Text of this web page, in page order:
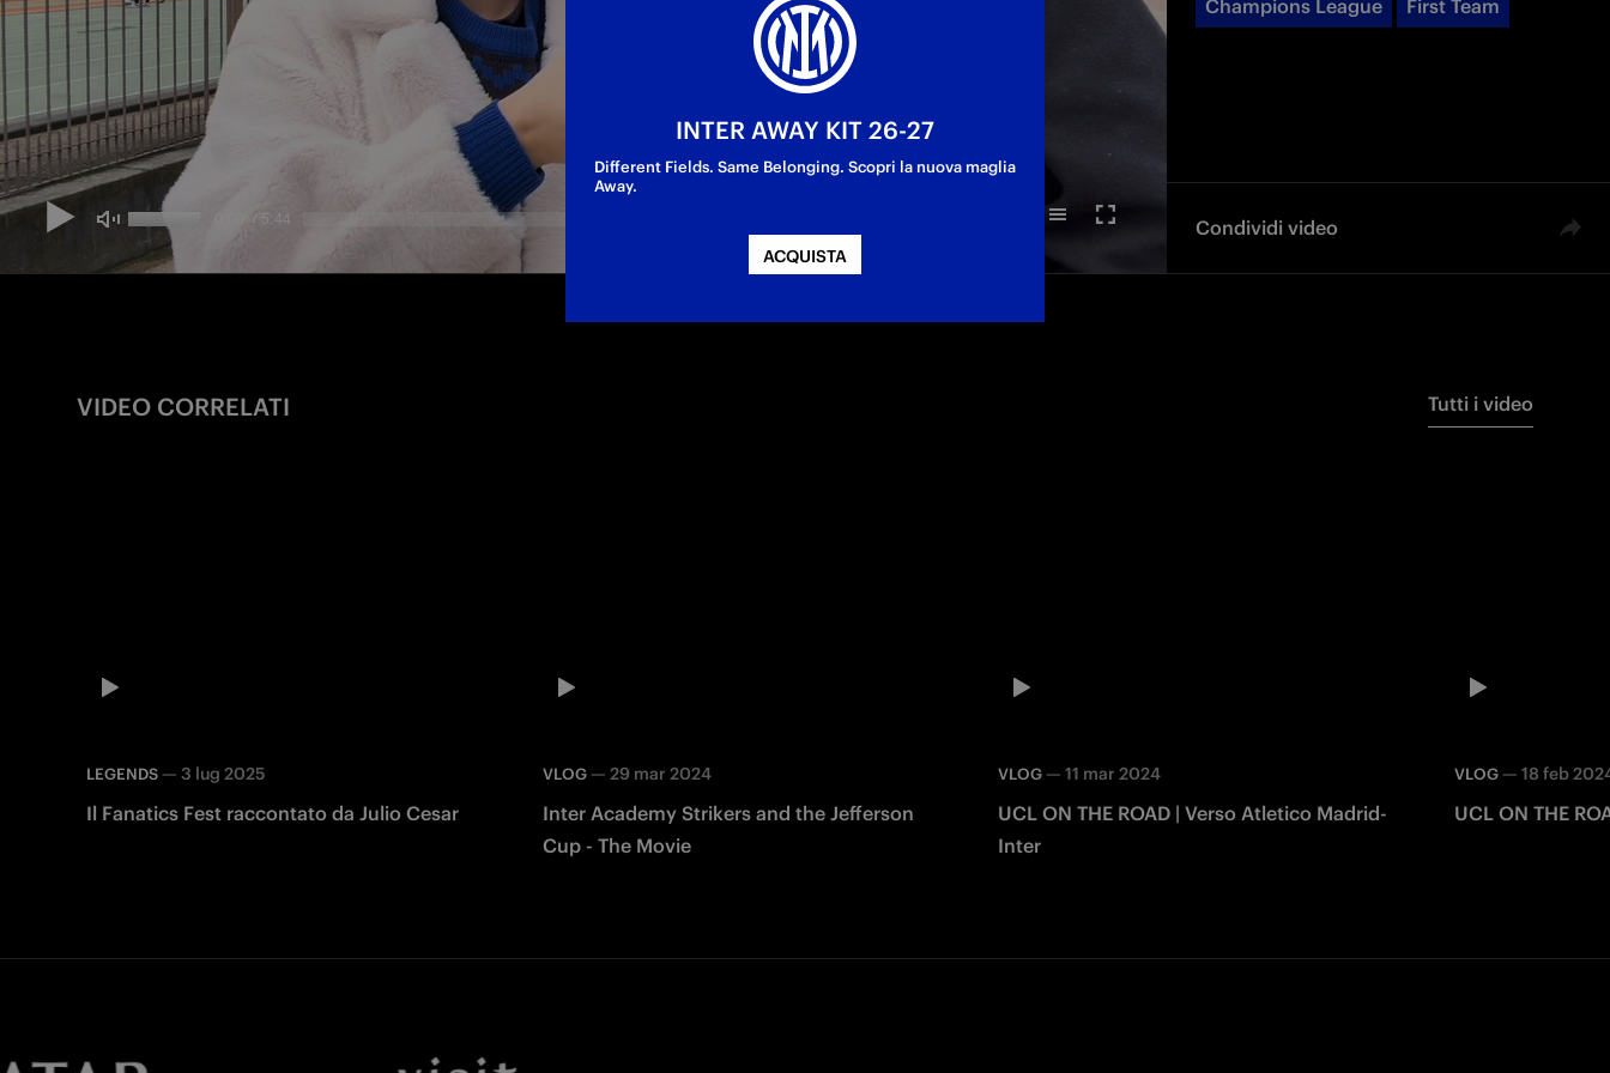
Champions League First Team
Condividi video
VIDEO CORRELATI Tutti i video
LEGENDS — 3 lug 2025
Il Fanatics Fest raccontato da Julio Cesar
VLOG— 29 mar 2024
Inter Academy Strikers and the Jefferson
Cup - The Movie
VLOG —11 mar 2024
UCL ON THE ROAD | Verso Atletico Madrid-
Inter
VLOG— 18 feb
UCL ON THE
INTER AWAY KIT 26-27
Different Fields. Same Belonging. Scopri la nuova maglia
Away.
ACQUISTA